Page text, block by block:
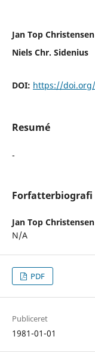
Jan Top Christensen
Niels Chr. Sidenius
DOI: https://doi.org/
Resumé
-
Forfatterbiografi
Jan Top Christensen
N/A
PDF
Publiceret
1981-01-01